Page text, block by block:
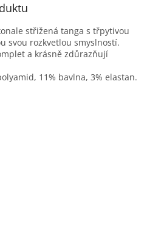
střižená tanga s třpytivou
svou rozkvetlou smyslností.
a krásně zdůrazňují
11% bavlna, 3% elastan.